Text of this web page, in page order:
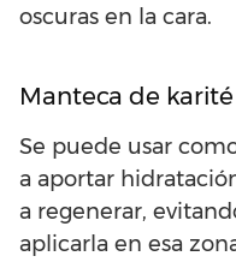
oscuras en la cara.
Manteca de
Se puede usar
a aportar
a regenerar,
aplicarla en esa